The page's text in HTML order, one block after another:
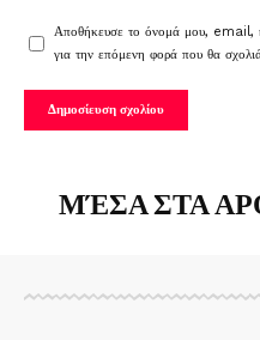
Αποθήκευσε το όνομά μου, email,
για την επόμενη φορά που θα
ΜΈΣΑ ΣΤΑ